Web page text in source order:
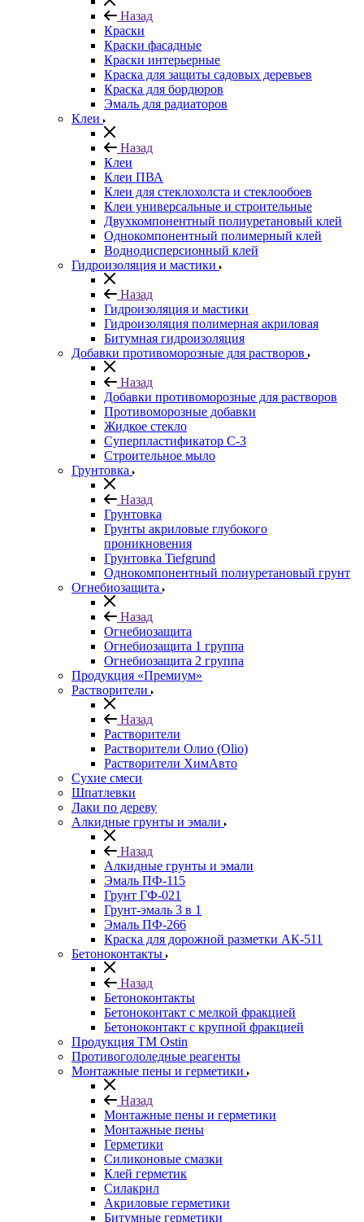
Назад
Краски
Краски фасадные
Краски интерьерные
Краска для защиты садовых деревьев
⁠Краска для бордюров
Эмаль для радиаторов
Клеи
Назад
Клеи
Клеи ПВА
Клеи для стеклохолста и стеклообоев
Клеи универсальные и строительные
Двухкомпонентный полиуретановый клей
Однокомпонентный полимерный клей
Воднодисперсионный клей
Гидроизоляция и мастики
Назад
Гидроизоляция и мастики
Гидроизоляция полимерная акриловая
Битумная гидроизоляция
Добавки противоморозные для растворов
Назад
Добавки противоморозные для растворов
Противоморозные добавки
Жидкое стекло
Суперпластификатор С-3
Строительное мыло
Грунтовка
Назад
Грунтовка
Грунты акриловые глубокого
проникновения
Грунтовка Tiefgrund
Однокомпонентный полиуретановый грунт
Огнебиозащита
Назад
Огнебиозащита
Огнебиозащита 1 группа
Огнебиозащита 2 группа
Продукция «Премиум»
Растворители
Назад
Растворители
Растворители Олио (Olio)
Растворители ХимАвто
Сухие смеси
Шпатлевки
Лаки по дереву
Алкидные грунты и эмали
Назад
Алкидные грунты и эмали
Эмаль ПФ-115
Грунт ГФ-021
Грунт-эмаль 3 в 1
Эмаль ПФ-266
Краска для дорожной разметки АК-511
Бетоноконтакты
Назад
Бетоноконтакты
Бетоноконтакт с мелкой фракцией
Бетоноконтакт с крупной фракцией
Продукция ТМ Ostin
Противогололедные реагенты
Монтажные пены и герметики
Назад
Монтажные пены и герметики
Монтажные пены
Герметики
Силиконовые смазки
Клей герметик
Силакрил
Акриловые герметики
Битумные герметики